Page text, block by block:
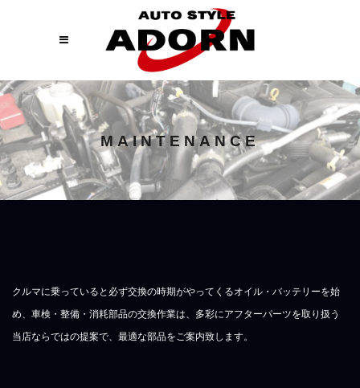
MAINTENANCE
クルマに乗っていると必ず交換の時期がやってくるオイル・バッテリーを始
め、車検・整備・消耗部品の交換作業は、多彩にアフターパーツを取り扱う
当店ならではの提案で、最適な部品をご案内致します。